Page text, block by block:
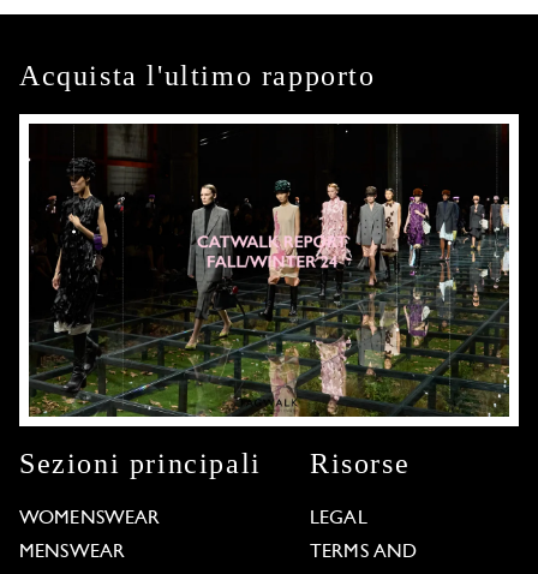
Acquista l'ultimo rapporto
Sezioni principali
WOMENSWEAR
MENSWEAR
Risorse
LEGAL
TERMS AND